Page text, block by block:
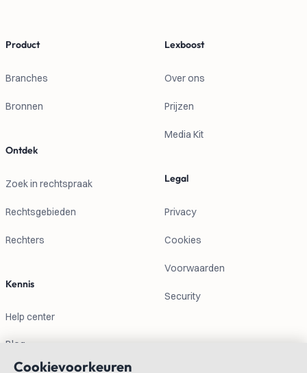
Product
Branches
Bronnen
Ontdek
Zoek in rechtspraak
Rechtsgebieden
Rechters
Kennis
Help center
Blog
Lexboost
Over ons
Prijzen
Media Kit
Legal
Privacy
Cookies
Voorwaarden
Security
Cookievoorkeuren